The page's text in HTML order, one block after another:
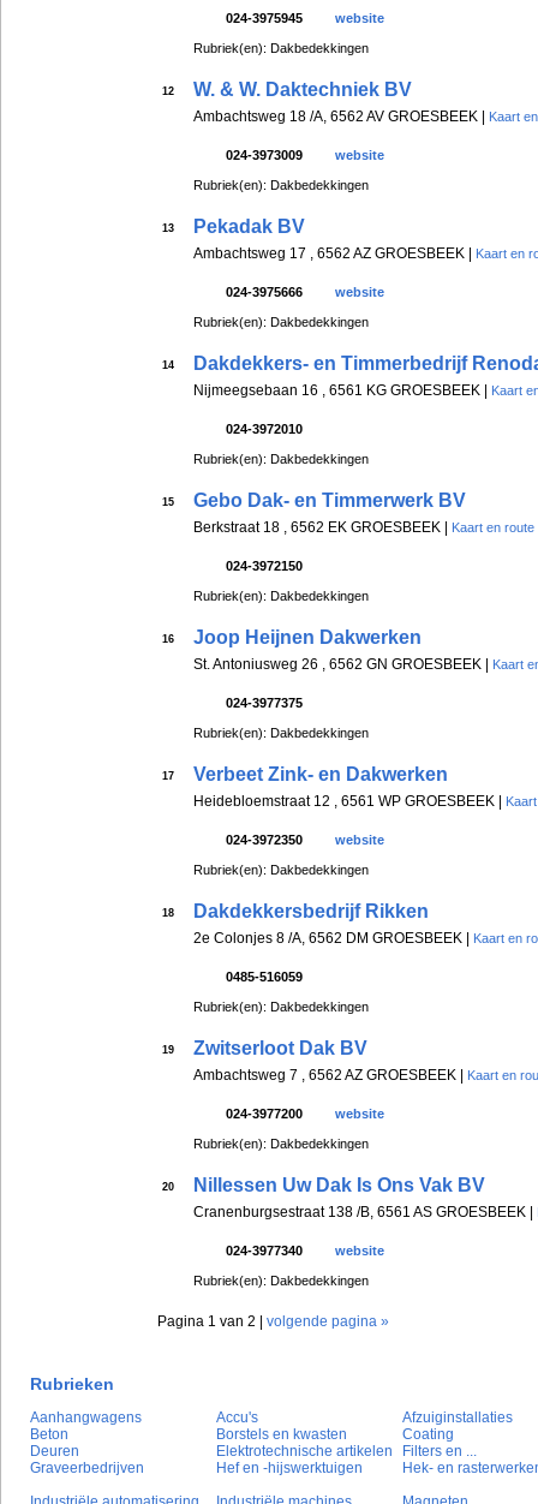
024-3975945 website
Rubriek(en): Dakbedekkingen
12 W. & W. Daktechniek BV
Ambachtsweg 18 /A, 6562 AV GROESBEEK | Kaart
024-3973009 website
Rubriek(en): Dakbedekkingen
13 Pekadak BV
Ambachtsweg 17 , 6562 AZ GROESBEEK | Kaart en
024-3975666 website
Rubriek(en): Dakbedekkingen
14 Dakdekkers- en Timmerbedrijf
Nijmeegsebaan 16 , 6561 KG GROESBEEK | Kaart
024-3972010
Rubriek(en): Dakbedekkingen
15 Gebo Dak- en Timmerwerk BV
Berkstraat 18 , 6562 EK GROESBEEK | Kaart en route
024-3972150
Rubriek(en): Dakbedekkingen
16 Joop Heijnen Dakwerken
St. Antoniusweg 26 , 6562 GN GROESBEEK | Kaart
024-3977375
Rubriek(en): Dakbedekkingen
17 Verbeet Zink- en Dakwerken
Heidebloemstraat 12 , 6561 WP GROESBEEK |
024-3972350 website
Rubriek(en): Dakbedekkingen
18 Dakdekkersbedrijf Rikken
2e Colonjes 8 /A, 6562 DM GROESBEEK | Kaart en
0485-516059
Rubriek(en): Dakbedekkingen
19 Zwitserloot Dak BV
Ambachtsweg 7 , 6562 AZ GROESBEEK | Kaart en
024-3977200 website
Rubriek(en): Dakbedekkingen
20 Nillessen Uw Dak Is Ons Vak BV
Cranenburgsestraat 138 /B, 6561 AS GROESBEEK |
024-3977340 website
Rubriek(en): Dakbedekkingen
Pagina 1 van 2 | volgende pagina »
Rubrieken
Aanhangwagens Accu's
Afzuiginstallaties
Beton
Borstels en kwasten
Coating
Deuren
Elektrotechnische artikelen
Filters en ...
Graveerbedrijven
Hef en -hijswerktuigen
Hek- en